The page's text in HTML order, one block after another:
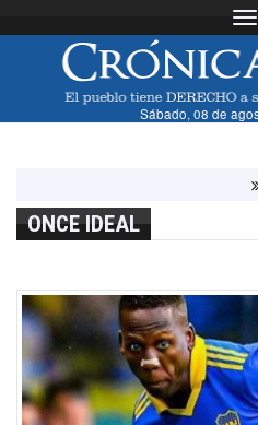
Sábado, 08 de
La
ONCE IDEAL